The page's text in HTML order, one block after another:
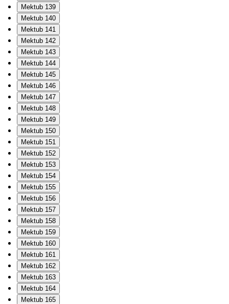
Mektub 139
Mektub 140
Mektub 141
Mektub 142
Mektub 143
Mektub 144
Mektub 145
Mektub 146
Mektub 147
Mektub 148
Mektub 149
Mektub 150
Mektub 151
Mektub 152
Mektub 153
Mektub 154
Mektub 155
Mektub 156
Mektub 157
Mektub 158
Mektub 159
Mektub 160
Mektub 161
Mektub 162
Mektub 163
Mektub 164
Mektub 165